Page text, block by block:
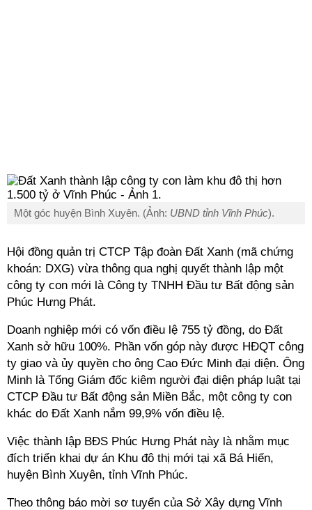
Một góc huyện Bình Xuyên. (Ảnh: UBND tỉnh Vĩnh Phúc).
Hội đồng quản trị CTCP Tập đoàn Đất Xanh (mã chứng
khoán: DXG) vừa thông qua nghị quyết thành lập một
công ty con mới là Công ty TNHH Đầu tư Bất động sản
Phúc Hưng Phát.
Doanh nghiệp mới có vốn điều lệ 755 tỷ đồng, do Đất
Xanh sở hữu 100%. Phần vốn góp này được HĐQT công
ty giao và ủy quyền cho ông Cao Đức Minh đại diện. Ông
Minh là Tổng Giám đốc kiêm người đại diện pháp luật tại
CTCP Đầu tư Bất động sản Miền Bắc, một công ty con
khác do Đất Xanh nắm 99,9% vốn điều lệ.
Việc thành lập BĐS Phúc Hưng Phát này là nhằm mục
đích triển khai dự án Khu đô thị mới tại xã Bá Hiến,
huyện Bình Xuyên, tỉnh Vĩnh Phúc.
Theo thông báo mời sơ tuyển của Sở Xây dựng Vĩnh